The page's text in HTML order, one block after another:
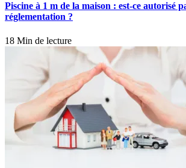
Piscine à 1 m de la maison : est-ce autorisé
réglementation ?
18 Min de lecture